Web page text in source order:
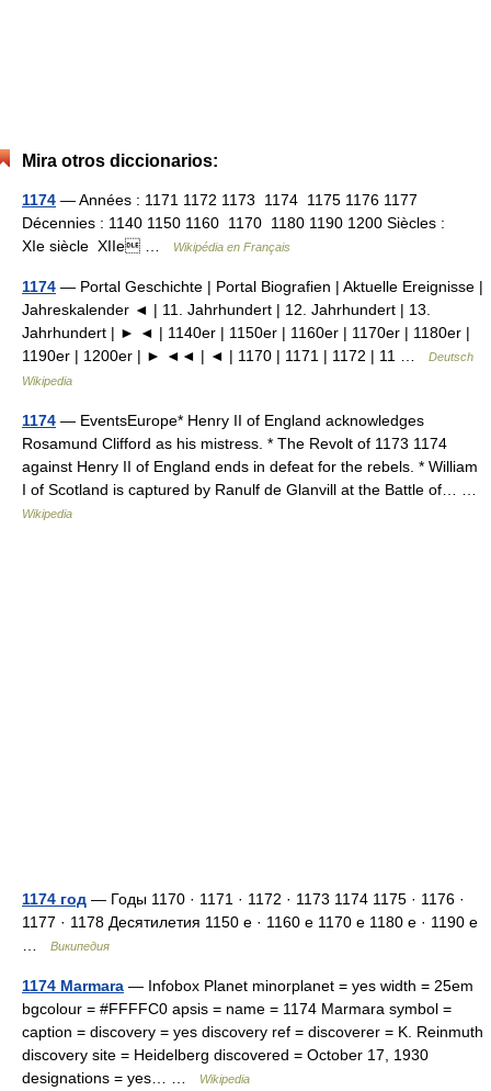
Mira otros diccionarios:
1174 — Années : 1171 1172 1173 1174 1175 1176 1177
Décennies : 1140 1150 1160 1170 1180 1190 1200 Siècles :
XIe siècle XIIe …
Wikipédia en Français
1174 — Portal Geschichte | Portal Biografien | Aktuelle Ereignisse |
Jahreskalender ◄ | 11. Jahrhundert | 12. Jahrhundert | 13.
Jahrhundert | ► ◄ | 1140er | 1150er | 1160er | 1170er | 1180er |
1190er | 1200er | ► ◄◄ | ◄ | 1170 | 1171 | 1172 | 11 …
Deutsch
Wikipedia
1174 — EventsEurope* Henry II of England acknowledges
Rosamund Clifford as his mistress. * The Revolt of 1173 1174
against Henry II of England ends in defeat for the rebels. * William
I of Scotland is captured by Ranulf de Glanvill at the Battle of… …
Wikipedia
1174 год — Годы 1170 · 1171 · 1172 · 1173 1174 1175 · 1176 ·
1177 · 1178 Десятилетия 1150 е · 1160 е 1170 е 1180 е · 1190 е
Википедия
1174 Marmara — Infobox Planet minorplanet = yes width = 25em
bgcolour = #FFFFC0 apsis = name = 1174 Marmara symbol =
caption = discovery = yes discovery ref = discoverer = K. Reinmuth
discovery site = Heidelberg discovered = October 17, 1930
designations = yes… …
Wikipedia